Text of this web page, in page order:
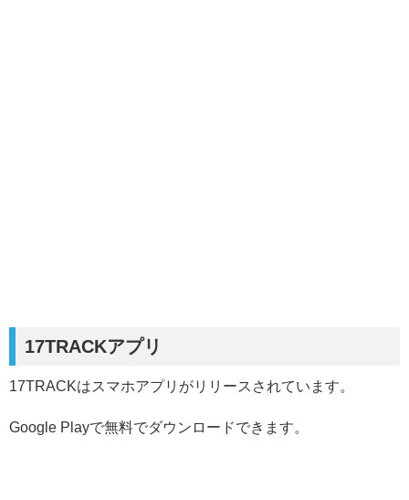
17TRACKアプリ
17TRACKはスマホアプリがリリースされています。
Google Playで無料でダウンロードできます。